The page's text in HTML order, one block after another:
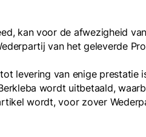
kan voor de afwezigheid
van het geleverde
levering van enige
wordt uitbetaald,
wordt, voor zover